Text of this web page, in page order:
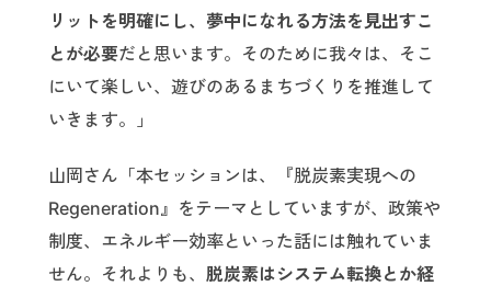
リットを明確にし、夢中になれる方法を見出すこ
とが必要だと思います。そのために我々は、そこ
にいて楽しい、遊びのあるまちづくりを推進して
いきます。」
山岡さん「本セッションは、『脱炭素実現への
Regeneration』をテーマとしていますが、政策や
制度、エネルギー効率といった話には触れていま
せん。それよりも、 脱炭素はシステム転換とか経